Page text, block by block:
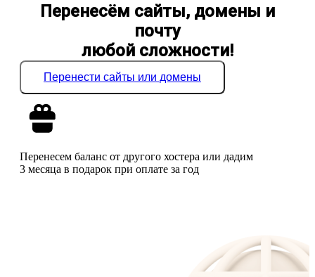
Перенесём сайты, домены и
почту
любой сложности!
Перенести сайты или домены
Перенесем баланс от другого хостера или дадим
3 месяца в подарок при оплате за год